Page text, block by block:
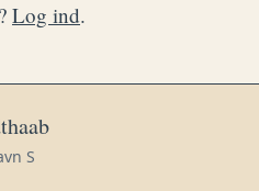
Log ind.
S